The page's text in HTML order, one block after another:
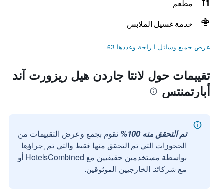
مطعم
خدمة غسيل الملابس
عرض جميع وسائل الراحة وعددها 63
تقييمات حول لانتا جاردن هيل ريزورت آند
أبارتمنتس
تم التحقق منه 100%
نقوم بجمع وعرض التقييمات من
الحجوزات التي تم التحقق منها فقط والتي تم إجراؤها
بواسطة مستخدمين حقيقيين مع HotelsCombined أو
مع شركائنا الخارجيين الموثوقين.